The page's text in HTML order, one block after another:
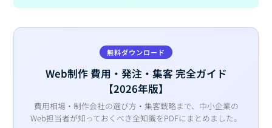
無料ダウンロード
Web制作 費用・発注・集客 完全ガイド
【2026年版】
費用相場・制作会社の選び方・集客戦略まで、中小企業の
Web担当者が知っておくべき全知識をPDFにまとめました。